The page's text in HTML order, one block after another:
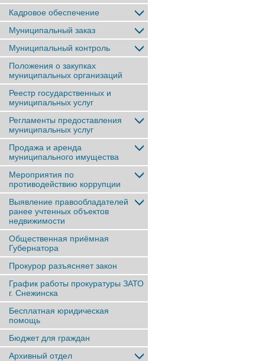
Кадровое обеспечение
Муниципальный заказ
Муниципальный контроль
Положения о закупках
муниципальных организаций
Реестр государственных и
муниципальных услуг
Регламенты предоставления
муниципальных услуг
Продажа и аренда
муниципального имущества
Мероприятия по
противодействию коррупции
Выявление правообладателей
ранее учтенныx объектов
недвижимости
Общественная приёмная
Губернатора
Прокурор разъясняет закон
График работы прокуратуры ЗАТО
г. Снежинска
Бесплатная юридическая
помощь
Бюджет для граждан
Архивный отдел